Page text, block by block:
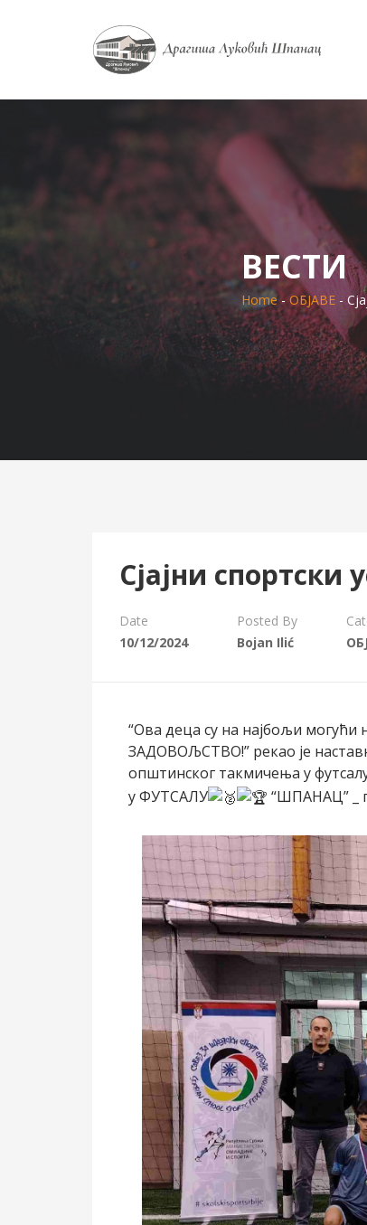
ВЕСТИ
Home-ОБЈАВЕ -
Сјајни спортски
Date
10/12/2024
Posted By
Bojan Ilić
“Ова деца су на најбољи
ЗАДОВОЉСТВО!” рекао је
општинског такмичења у
у ФУТСАЛУ
“ШПАНАЦ” _